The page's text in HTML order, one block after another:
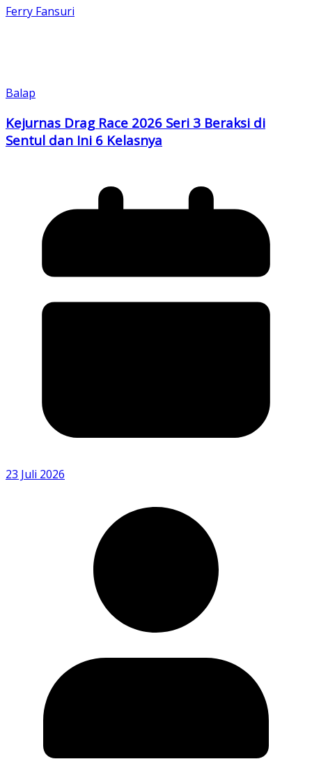
Ferry Fansuri
Balap
Kejurnas Drag Race 2026 Seri 3 Beraksi di
Sentul dan Ini 6 Kelasnya
23 Juli 2026